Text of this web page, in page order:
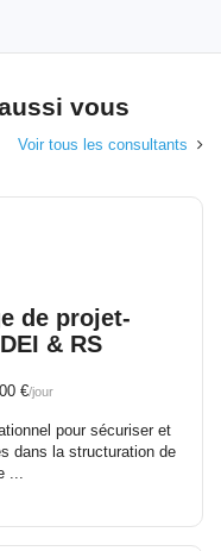
vous
Voir tous les consultants
de projet-
& RS
€/jour
pour sécuriser et
dans la structuration de
...